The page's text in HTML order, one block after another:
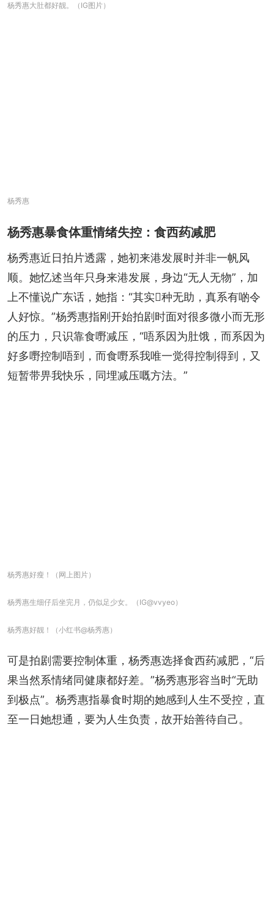
杨秀惠大肚都好靓。（IG图片）
杨秀惠
杨秀惠暴食体重情绪失控：食西药减肥
杨秀惠近日拍片透露，她初来港发展时并非一帆风
顺。她忆述当年只身来港发展，身边“无人无物”，加
上不懂说广东话，她指：“其实𠮶种无助，真系有啲令
人好惊。”杨秀惠指刚开始拍剧时面对很多微小而无形
的压力，只识靠食嘢减压，“唔系因为肚饿，而系因为
好多嘢控制唔到，而食嘢系我唯一觉得控制得到，又
短暂带畀我快乐，同埋减压嘅方法。”
杨秀惠好瘦！（网上图片）
杨秀惠生细仔后坐完月，仍似足少女。（IG@vvyeo）
杨秀惠好靓！（小红书@杨秀惠）
可是拍剧需要控制体重，杨秀惠选择食西药减肥，“后
果当然系情绪同健康都好差。”杨秀惠形容当时“无助
到极点”。杨秀惠指暴食时期的她感到人生不受控，直
至一日她想通，要为人生负责，故开始善待自己。